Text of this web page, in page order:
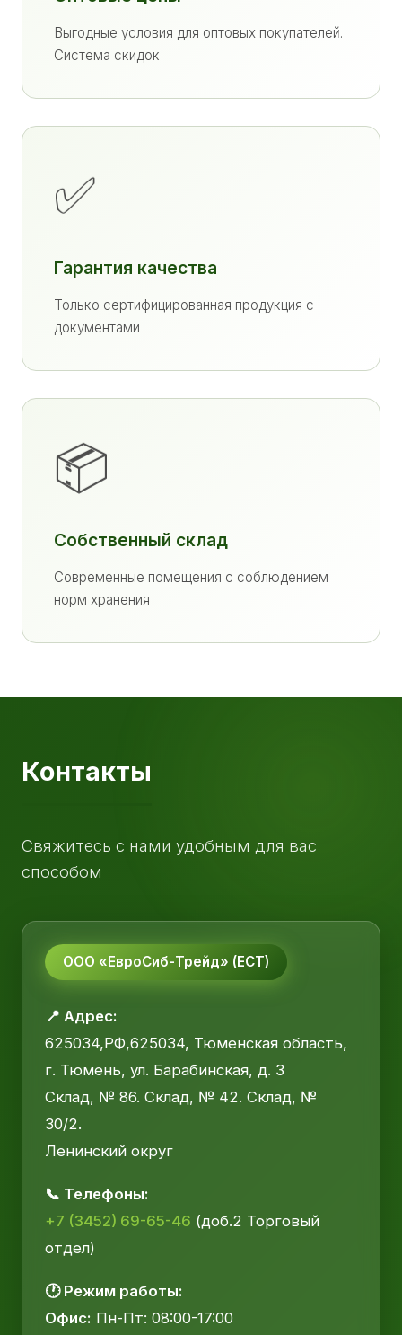
Выгодные условия для оптовых покупателей.
Система скидок
✅
Гарантия качества
Только сертифицированная продукция с
документами
📦
Собственный склад
Современные помещения с соблюдением
норм хранения
Контакты
Свяжитесь с нами удобным для вас
способом
ООО «ЕвроСиб-Трейд» (ЕСТ)
📍 Адрес:
625034,РФ,625034, Тюменская область,
г. Тюмень, ул. Барабинская, д. 3
Склад, № 86. Склад, № 42. Склад, №
30/2.
Ленинский округ
📞 Телефоны:
+7 (3452) 69-65-46 (доб.2 Торговый
отдел)
🕐 Режим работы:
Офис: Пн-Пт: 08:00-17:00